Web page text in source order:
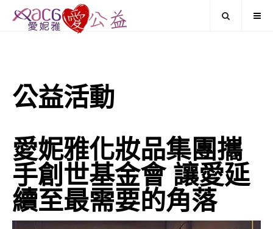
公益活動
愛妮雅化妝品集團攜
手創世基金會 讓愛延
續至最需要的角落